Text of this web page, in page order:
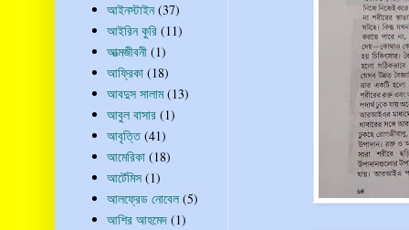
আইনস্টাইন (37)
আইরিন কুরি (11)
আত্মজীবনী (1)
আফ্রিকা (18)
আবদুস সালাম (13)
আবুল বাসার (1)
আবৃত্তি (41)
আমেরিকা (18)
আর্টেমিস (1)
আলফ্রেড নোবেল (5)
আশির আহমেদ (1)